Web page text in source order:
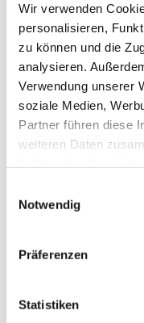
Wir verwenden
personalisieren,
zu können und die
analysieren.
Verwendung unserer
soziale Medien,
Partner führen diese
weiteren Daten
Notwendig
Präferenzen
Statistiken